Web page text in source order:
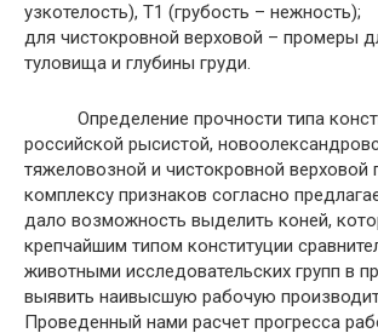
узкотелость), Т1 (грубость – нежность);
для чистокровной верховой – промеры
туловища и глубины груди.
Определение прочности типа
российской рысистой,
тяжеловозной и чистокровной верховой
комплексу признаков согласно
дало возможность выделить коней,
крепчайшим типом конституции
животными исследовательских групп в
выявить наивысшую рабочую
Проведенный нами расчет прогресса